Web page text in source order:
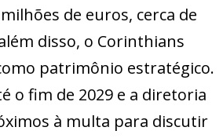
de euros, cerca de
disso, o Corinthians
patrimônio estratégico.
o fim de 2029 e a diretoria
à multa para discutir